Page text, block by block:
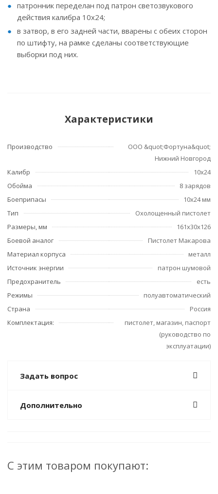
патронник переделан под патрон светозвукового
действия калибра 10x24;
в затвор, в его задней части, вварены с обеих сторон
по штифту, на рамке сделаны соответствующие
выборки под них.
Характеристики
Производство
ООО &quot;Фортуна&quot;
Нижний Новгород
Калибр
10х24
Обойма
8 зарядов
Боеприпасы
10х24 мм
Тип
Охолощенный пистолет
Размеры, мм
161х30х126
Боевой аналог
Пистолет Макарова
Материал корпуса
металл
Источник энергии
патрон шумовой
Предохранитель
есть
Режимы
полуавтоматический
Страна
Россия
Комплектация:
пистолет, магазин, паспорт
(руководство по
эксплуатации)
Задать вопрос
Дополнительно
С этим товаром покупают: